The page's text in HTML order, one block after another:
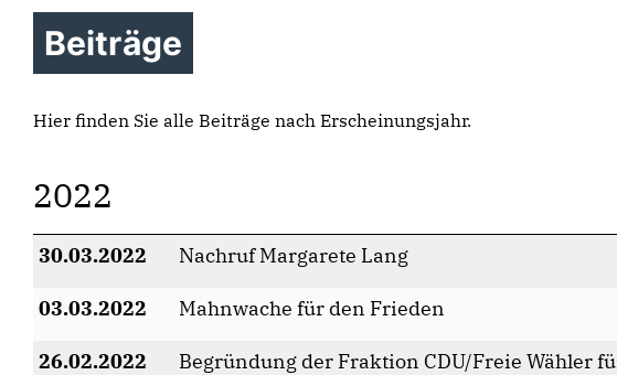
Beiträge
Hier finden Sie alle Beiträge nach Erscheinungsjahr.
2022
30.03.2022 Nachruf Margarete Lang
03.03.2022 Mahnwache für den Frieden
26.02.2022 Begründung der Fraktion CDU/Freie Wähler